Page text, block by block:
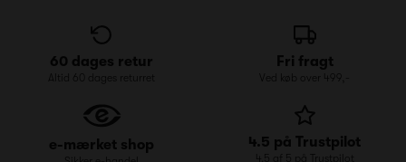
60 dages retur
Altid 60 dages returret
Fri fragt
Ved køb over 499,-
e-mærket shop 4.5 på Trustpilot
4.5 af 5 på Trustpilot